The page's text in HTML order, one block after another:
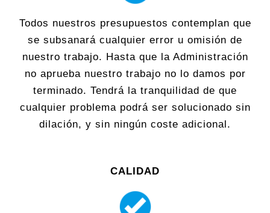
Todos nuestros presupuestos contemplan que
se subsanará cualquier error u omisión de
nuestro trabajo. Hasta que la Administración
no aprueba nuestro trabajo no lo damos por
terminado. Tendrá la tranquilidad de que
cualquier problema podrá ser solucionado sin
dilación, y sin ningún coste adicional.
CALIDAD